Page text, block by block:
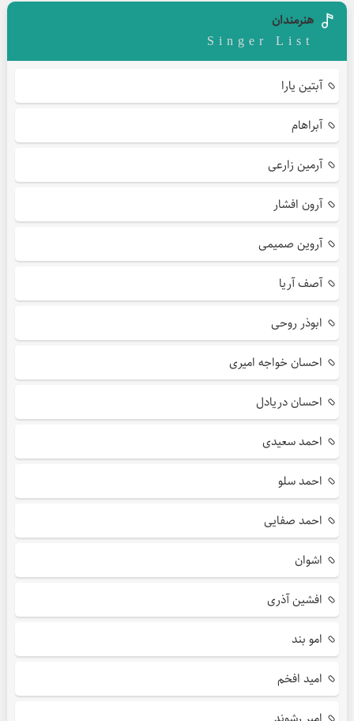
هنرمندان
Singer List
آبتین یارا
آبراهام
آرمین زارعی
آرون افشار
آروین صمیمی
آصف آریا
ابوذر روحی
احسان خواجه امیری
احسان دریادل
احمد سعیدی
احمد سلو
احمد صفایی
اشوان
افشین آذری
امو بند
امید افخم